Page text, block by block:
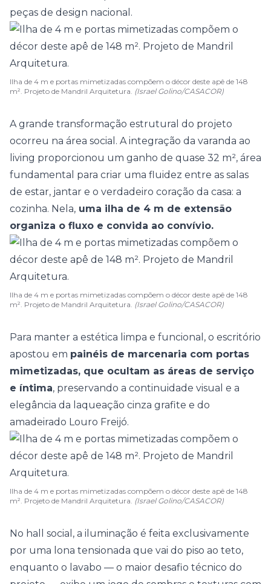
peças de design nacional.
Ilha de 4 m e portas mimetizadas compõem o décor deste apê de 148
m². Projeto de Mandril Arquitetura. (Israel Golino/CASACOR)
A grande transformação estrutural do projeto
ocorreu na área social. A integração da varanda ao
living proporcionou um ganho de quase 32 m², área
fundamental para criar uma fluidez entre as salas
de estar, jantar e o verdadeiro coração da casa: a
cozinha. Nela, uma ilha de 4 m de extensão
organiza o fluxo e convida ao convívio.
Ilha de 4 m e portas mimetizadas compõem o décor deste apê de 148
m². Projeto de Mandril Arquitetura. (Israel Golino/CASACOR)
Para manter a estética limpa e funcional, o escritório
apostou em painéis de marcenaria com portas
mimetizadas, que ocultam as áreas de serviço
e íntima, preservando a continuidade visual e a
elegância da laqueação cinza grafite e do
amadeirado Louro Freijó.
Ilha de 4 m e portas mimetizadas compõem o décor deste apê de 148
m². Projeto de Mandril Arquitetura. (Israel Golino/CASACOR)
No hall social, a iluminação é feita exclusivamente
por uma lona tensionada que vai do piso ao teto,
enquanto o lavabo — o maior desafio técnico do